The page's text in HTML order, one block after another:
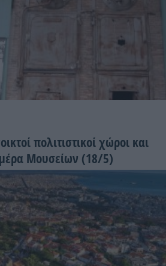
πολιτιστικοί χώροι και
Μουσείων (18/5)